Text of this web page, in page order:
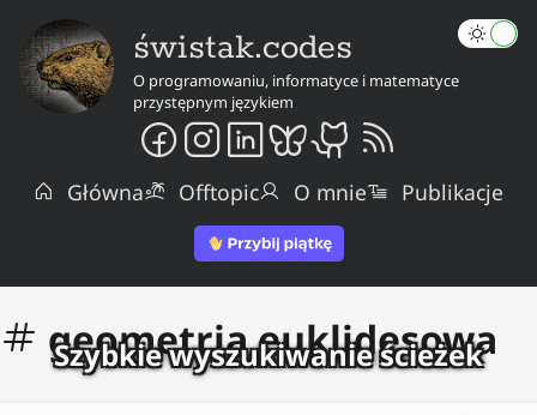
świstak.codes
O programowaniu, informatyce i matematyce
przystępnym językiem
Główna Offtopic O mnie Publikacje
geometria euklidesowa
Szybkie wyszukiwanie ścieżek